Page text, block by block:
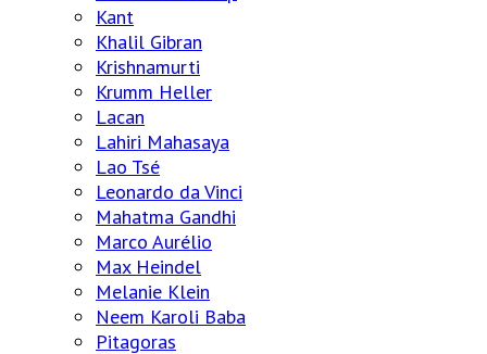
Kant
Khalil Gibran
Krishnamurti
Krumm Heller
Lacan
Lahiri Mahasaya
Lao Tsé
Leonardo da Vinci
Mahatma Gandhi
Marco Aurélio
Max Heindel
Melanie Klein
Neem Karoli Baba
Pitagoras